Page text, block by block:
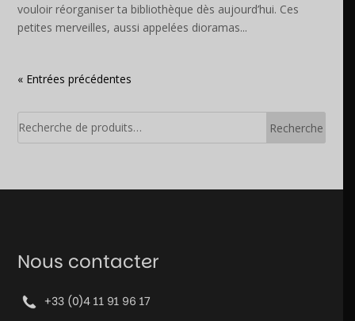
vouloir réorganiser ta bibliothèque dès aujourd’hui. Ces
petites merveilles, aussi appelées dioramas...
« Entrées précédentes
Recherche
Nous contacter
+33 (0)4 11 91 96 17